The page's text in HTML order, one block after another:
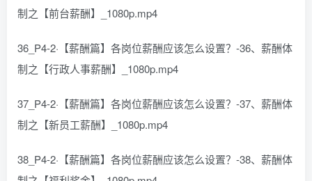
制之【前台薪酬】_1080p.mp4
36_P4-2·【薪酬篇】各岗位薪酬应该怎么设置？-36、薪酬体
制之【行政人事薪酬】_1080p.mp4
37_P4-2·【薪酬篇】各岗位薪酬应该怎么设置？-37、薪酬体
制之【新员工薪酬】_1080p.mp4
38_P4-2·【薪酬篇】各岗位薪酬应该怎么设置？-38、薪酬体